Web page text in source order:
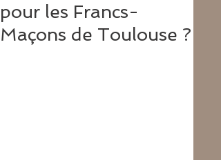
pour les Francs-
Maçons de Toulouse ?